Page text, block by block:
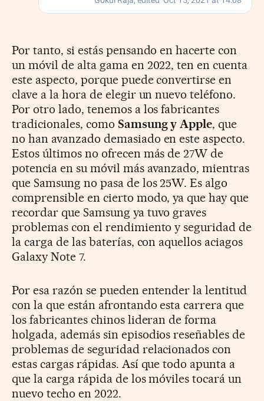
Por tanto, si estás pensando en hacerte con
un móvil de alta gama en 2022, ten en cuenta
este aspecto, porque puede convertirse en
clave a la hora de elegir un nuevo teléfono.
Por otro lado, tenemos a los fabricantes
tradicionales, como Samsung y Apple, que
no han avanzado demasiado en este aspecto.
Estos últimos no ofrecen más de 27W de
potencia en su móvil más avanzado, mientras
que Samsung no pasa de los 25W. Es algo
comprensible en cierto modo, ya que hay que
recordar que Samsung ya tuvo graves
problemas con el rendimiento y seguridad de
la carga de las baterías, con aquellos aciagos
Galaxy Note 7.
Por esa razón se pueden entender la lentitud
con la que están afrontando esta carrera que
los fabricantes chinos lideran de forma
holgada, además sin episodios reseñables de
problemas de seguridad relacionados con
estas cargas rápidas. Así que todo apunta a
que la carga rápida de los móviles tocará un
nuevo techo en 2022.